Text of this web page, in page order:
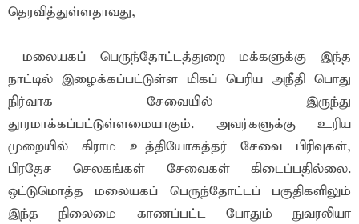
தெரவித்துள்ளதாவது,
மலையகப் பெருந்தோட்டத்துறை மக்களுக்கு இந்த
நாட்டில் இழைக்கப்பட்டுள்ள மிகப் பெரிய அநீதி பொது
நிர்வாக சேவையில் இருந்து
தூரமாக்கப்பட்டுள்ளமையாகும். அவர்களுக்கு உரிய
முறையில் கிராம உத்தியோகத்தர் சேவை பிரிவுகள்,
பிரதேச செலகங்கள் சேவைகள் கிடைப்பதில்லை.
ஒட்டுமொத்த மலையகப் பெருந்தோட்டப் பகுதிகளிலும்
இந்த நிலைமை காணப்பட்ட போதும் நுவரலியா